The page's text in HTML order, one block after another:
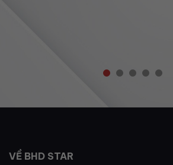
VỀ BHD STAR